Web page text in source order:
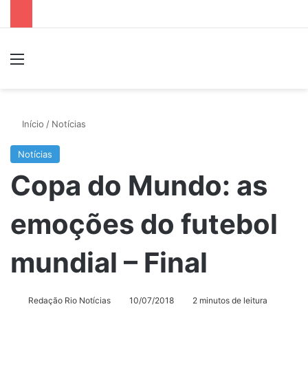
Início / Notícias
Notícias
Copa do Mundo: as
emoções do futebol
mundial – Final
Redação Rio Notícias 10/07/2018 2 minutos de leitura